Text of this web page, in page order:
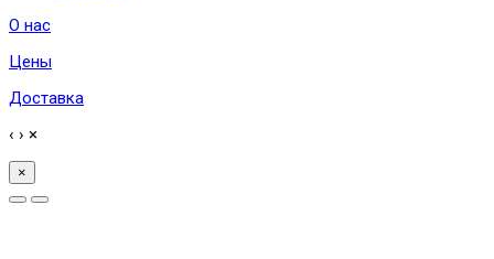
О нас
Цены
Доставка
‹ › ×
×